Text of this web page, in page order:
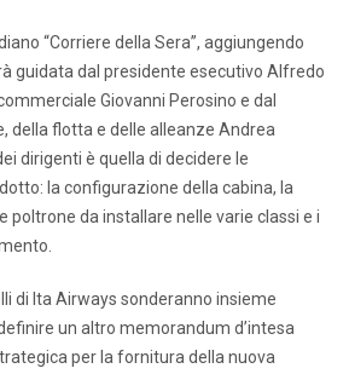
“Corriere della Sera”, aggiungendo
guidata dal presidente esecutivo Alfredo
Giovanni Perosino e dal
della flotta e delle alleanze Andrea
dirigenti è quella di decidere le
la configurazione della cabina, la
poltrone da installare nelle varie classi e i
di Ita Airways sonderanno insieme
un altro memorandum d’intesa
per la fornitura della nuova